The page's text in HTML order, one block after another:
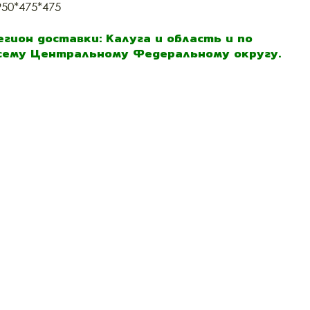
доставки: Калуга и область и по
Центральному Федеральному округу.